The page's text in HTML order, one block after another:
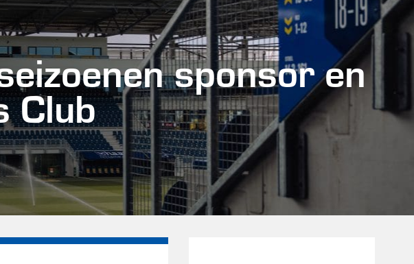
sponsor en
Club